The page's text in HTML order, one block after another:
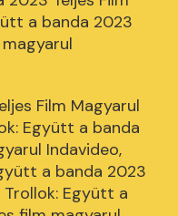
a banda 2023
Film Magyarul
Együtt a banda
Indavideo,
a banda 2023
Trollok: Együtt a